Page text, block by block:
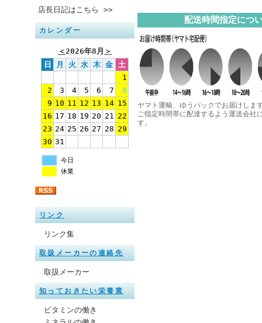
店長日記はこちら >>
カレンダー
＜2026年8月 ＞
日
月 火 水 木 金 土
1
2
3 4 5 6 7
8
9 10 11 12 13 14 15
16 17 18 19 20 21 22
23 24 25 26 27 28 29
30 31
今日
休業
リンク
リンク集
取扱メーカーの連絡先
取扱メーカー
知っておきたい栄養素
ビタミンの働き
配送時間指定につ
ヤマト運輸、ゆうパックでお届けしま
ご指定時間帯に配達するよう運送会社
す。